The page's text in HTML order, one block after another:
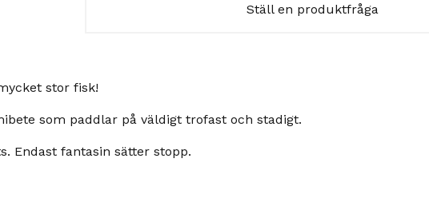
Ställ en produktfråga
stor fisk!
som paddlar på väldigt trofast och stadigt.
Endast fantasin sätter stopp.